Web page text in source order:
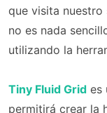
que visita
no es nada
utilizando la
Tiny Fluid Grid es
permitirá crear la